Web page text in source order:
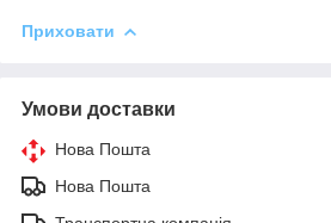
Приховати
Умови доставки
Нова Пошта
Нова Пошта